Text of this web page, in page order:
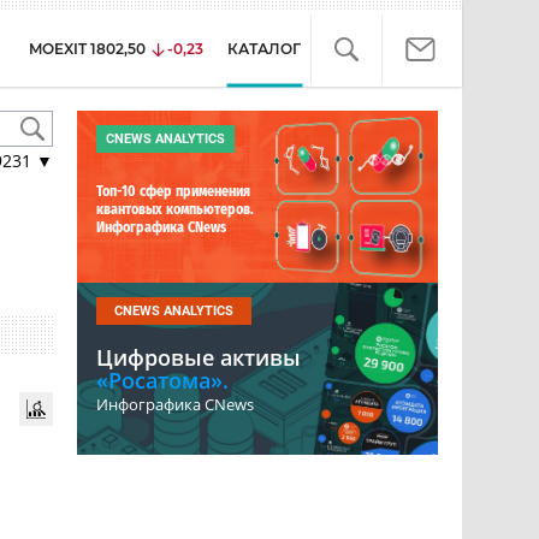
MOEXIT 1802,50 -0,23 КАТАЛОГ
▼
CNEWS ANALYTICS
Топ-10 сфер применения
квантовых компьютеров.
Инфографика CNews
CNEWS ANALYTICS
Цифровые активы
«Росатома».
Инфографика CNews